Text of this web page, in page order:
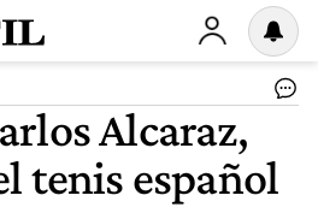
Alcaraz,
tenis español